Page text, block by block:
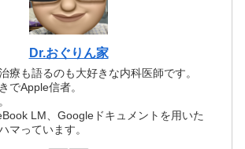
Dr.おぐりん家
療も語るのも大好きな内科医師です。
でApple信者。
LM、Googleドキュメントを用いた
マっています。